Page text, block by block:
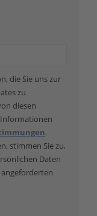
die Sie uns zur
zu
diesen
.
stimmen Sie zu,
Daten